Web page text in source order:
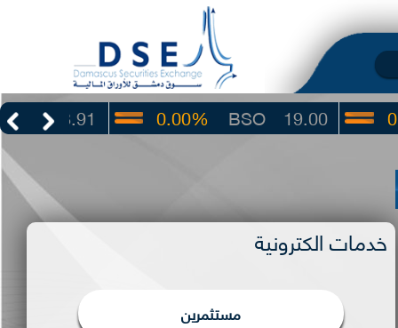
19.00
BSO
0.00% IBTF
0.00%
خدمات الكترونية
مستثمرين